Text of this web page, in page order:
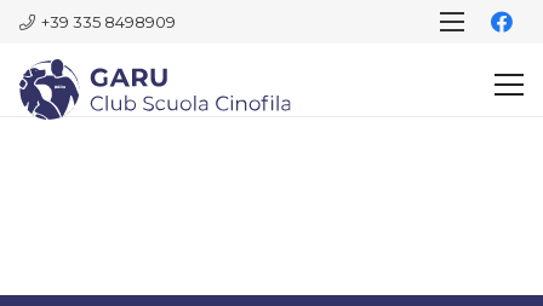
+39 335 8498909